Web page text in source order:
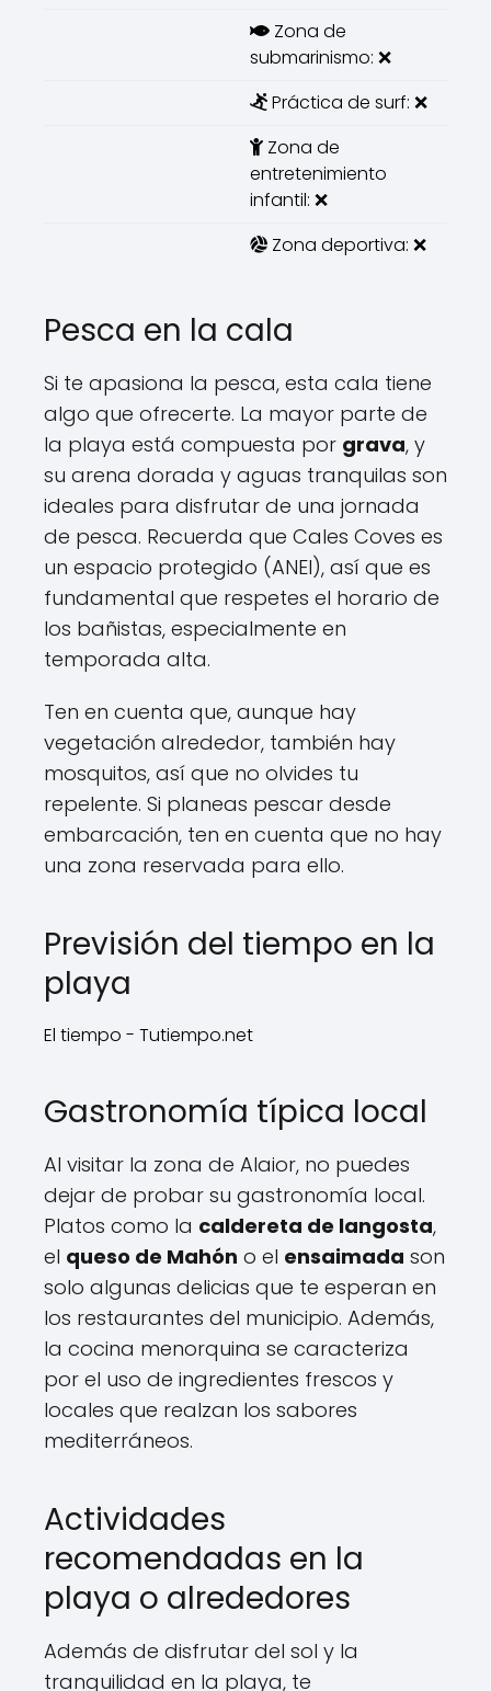
Zona de
submarinismo: ❌
Práctica de surf: ❌
Zona de
entretenimiento
infantil: ❌
Zona deportiva: ❌
Pesca en la cala
Si te apasiona la pesca, esta cala tiene
algo que ofrecerte. La mayor parte de
la playa está compuesta por grava, y
su arena dorada y aguas tranquilas son
ideales para disfrutar de una jornada
de pesca. Recuerda que Cales Coves es
un espacio protegido (ANEI), así que es
fundamental que respetes el horario de
los bañistas, especialmente en
temporada alta.
Ten en cuenta que, aunque hay
vegetación alrededor, también hay
mosquitos, así que no olvides tu
repelente. Si planeas pescar desde
embarcación, ten en cuenta que no hay
una zona reservada para ello.
Previsión del tiempo en la
playa
El tiempo - Tutiempo.net
Gastronomía típica local
Al visitar la zona de Alaior, no puedes
dejar de probar su gastronomía local.
Platos como la caldereta de langosta,
el queso de Mahón o el ensaimada son
solo algunas delicias que te esperan en
los restaurantes del municipio. Además,
la cocina menorquina se caracteriza
por el uso de ingredientes frescos y
locales que realzan los sabores
mediterráneos.
Actividades
recomendadas en la
playa o alrededores
Además de disfrutar del sol y la
tranquilidad en la playa, te